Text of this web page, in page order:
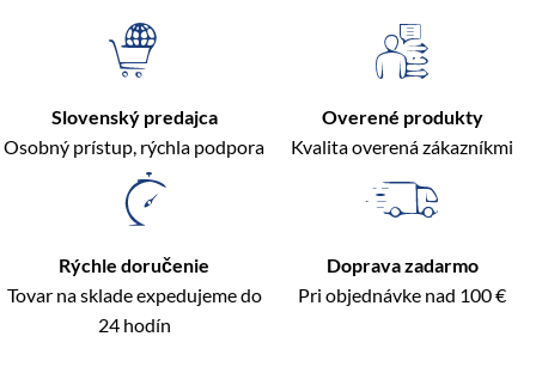
Slovenský predajca
Osobný prístup, rýchla podpora
Overené produkty
Kvalita overená zákazníkmi
Rýchle doručenie
Tovar na sklade expedujeme do
24 hodín
Doprava zadarmo
Pri objednávke nad 100 €